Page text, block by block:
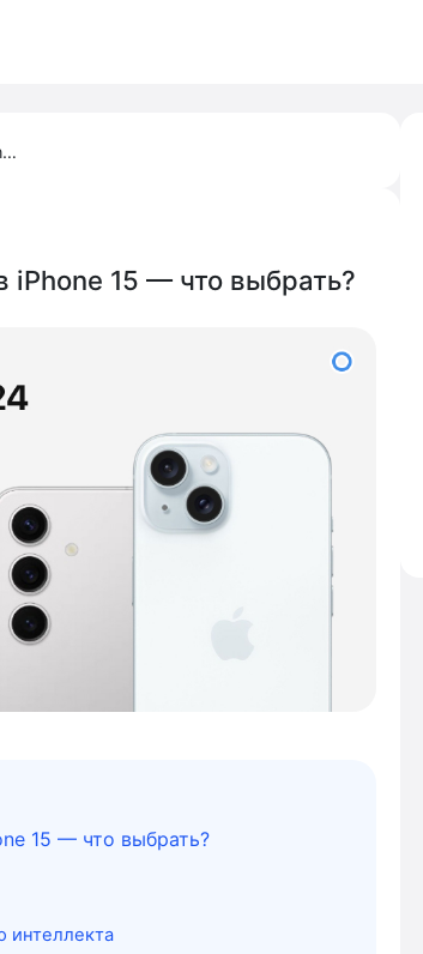
Samsung Galaxy S24 против iPhone 15 — что выбрать?
iPhone 15 — что выбрать?
15 — что выбрать?
интеллекта